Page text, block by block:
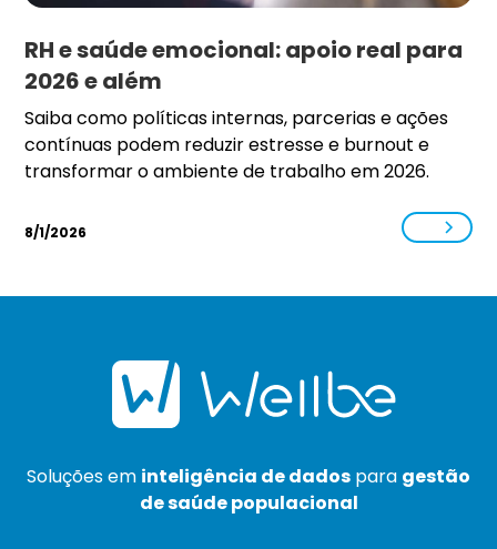
RH e saúde emocional: apoio real para
2026 e além
Saiba como políticas internas, parcerias e ações
contínuas podem reduzir estresse e burnout e
transformar o ambiente de trabalho em 2026.
8/1/2026
Soluções em inteligência de dados para gestão
de saúde populacional